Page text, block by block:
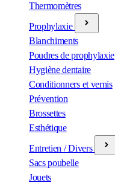
Thermomètres
Prophylaxie
Blanchiments
Poudres de prophylaxie
Hygiène dentaire
Conditionners et vernis
Prévention
Brossettes
Esthétique
Entretien / Divers
Sacs poubelle
Jouets